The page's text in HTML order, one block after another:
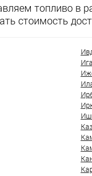
топливо в
стоимость